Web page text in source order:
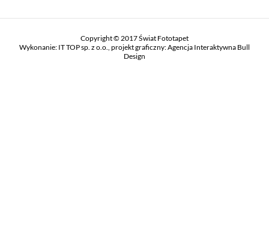
Copyright © 2017 Świat Fototapet
Wykonanie: IT TOP sp. z o.o. , projekt graficzny:Agencja Interaktywna Bull
Design